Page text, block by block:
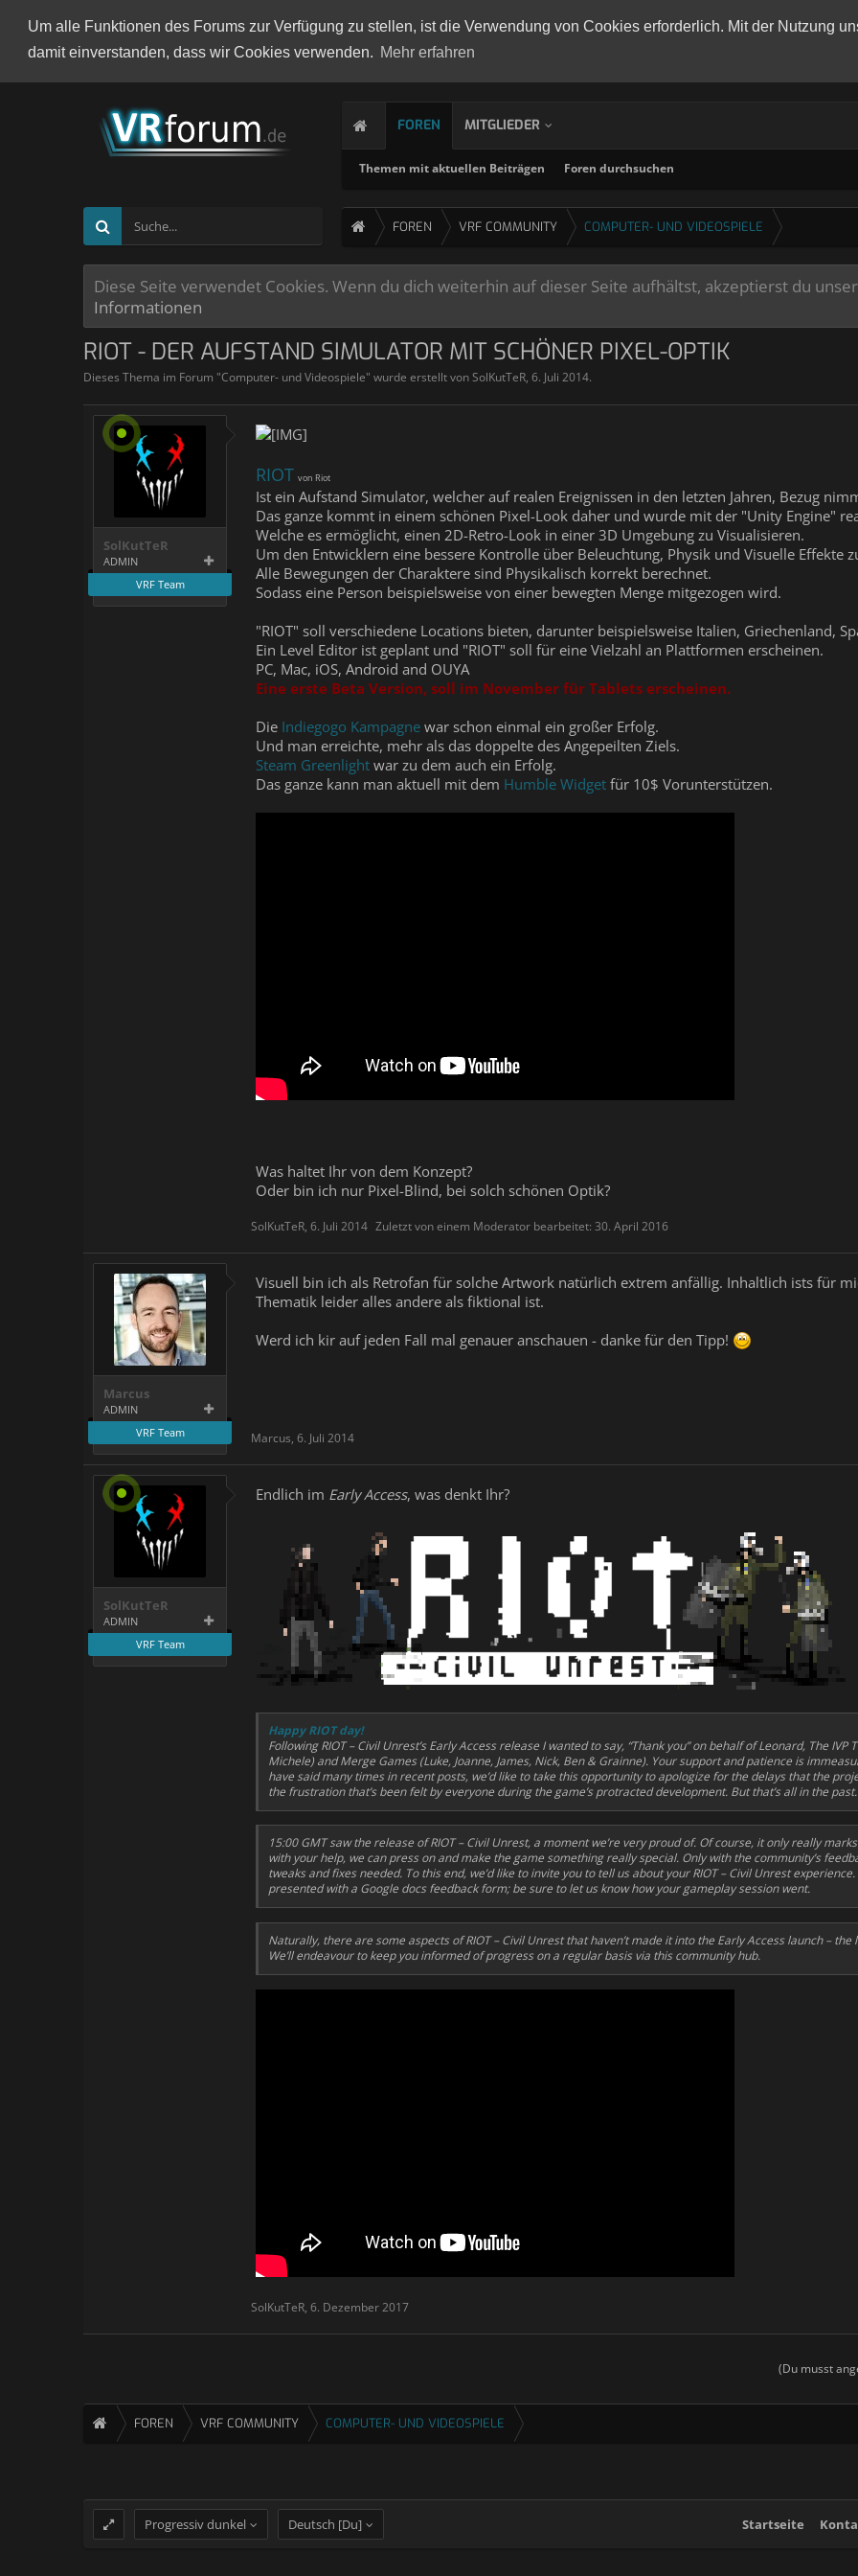
Um alle Funktionen des Forums zur Verfügung zu stellen, ist die Verwendung von Cookies erforderlich. Mit der Nutzung
damit einverstanden, dass wir Cookies verwenden. Mehr erfahren
FOREN
Themen mit aktuellen Beiträgen Foren durchsuchen
MITGLIEDER
FOREN VRF COMMUNITY COMPUTER- UND VIDEOSPIELE
Diese Seite verwendet Cookies. Wenn du dich weiterhin auf dieser Seite aufhältst, akzeptierst du
Informationen
RIOT - DER AUFSTAND SIMULATOR MIT SCHÖNER PIXEL-OPTIK
Dieses Thema im Forum "Computer- und Videospiele" wurde erstellt vonSolKutTeR, 6. Juli 2014.
SolKutTeR
ADMIN
VRF Team
RIOT von Riot
Ist ein Aufstand Simulator, welcher auf realen Ereignissen in den letzten Jahren, Bezug
Das ganze kommt in einem schönen Pixel-Look daher und wurde mit der "Unity Engine"
Welche es ermöglicht, einen 2D-Retro-Look in einer 3D Umgebung zu Visualisieren.
Um den Entwicklern eine bessere Kontrolle über Beleuchtung, Physik und Visuelle Effekte
Alle Bewegungen der Charaktere sind Physikalisch korrekt berechnet.
Sodass eine Person beispielsweise von einer bewegten Menge mitgezogen wird.
"RIOT" soll verschiedene Locations bieten, darunter beispielsweise Italien, Griechenland,
Ein Level Editor ist geplant und "RIOT" soll für eine Vielzahl an Plattformen erscheinen.
PC, Mac, iOS, Android and OUYA
Eine erste Beta Version, soll im November für Tablets erscheinen.
Die Indiegogo Kampagne war schon einmal ein großer Erfolg.
Und man erreichte, mehr als das doppelte des Angepeilten Ziels.
Steam Greenlight war zu dem auch ein Erfolg.
Das ganze kann man aktuell mit dem Humble Widget für 10$ Vorunterstützen.
Was haltet Ihr von dem Konzept?
Oder bin ich nur Pixel-Blind, bei solch schönen Optik?
SolKutTeR, 6. Juli 2014 Zuletzt von einem Moderator bearbeitet: 30. April 2016
Marcus
ADMIN
VRF Team
Visuell bin ich als Retrofan für solche Artwork natürlich extrem anfällig. Inhaltlich ists für
Thematik leider alles andere als fiktional ist.
Werd ich kir auf jeden Fall mal genauer anschauen - danke für den Tipp!
Marcus, 6. Juli 2014
SolKutTeR
ADMIN
VRF Team
Endlich im Early Access, was denkt Ihr?
Happy RIOT day!
Following RIOT – Civil Unrest’s Early Access release I wanted to say, “Thank you” on behalf of Leonard, The IVP
Michele) and Merge Games (Luke, Joanne, James, Nick, Ben & Grainne). Your support and patience is
have said many times in recent posts, we’d like to take this opportunity to apologize for the delays that the
the frustration that’s been felt by everyone during the game’s protracted development. But that’s all in the
15:00 GMT saw the release of RIOT – Civil Unrest, a moment we’re very proud of. Of course, it only really
with your help, we can press on and make the game something really special. Only with the community’s
tweaks and fixes needed. To this end, we’d like to invite you to tell us about your RIOT – Civil Unrest
presented with a Google docs feedback form; be sure to let us know how your gameplay session went.
Naturally, there are some aspects of RIOT – Civil Unrest that haven’t made it into the Early Access launch –
We’ll endeavour to keep you informed of progress on a regular basis via this community hub.
SolKutTeR, 6. Dezember 2017
(Du musst
FOREN VRF COMMUNITY COMPUTER- UND VIDEOSPIELE
Progressiv dunkel Deutsch [Du] Startseite